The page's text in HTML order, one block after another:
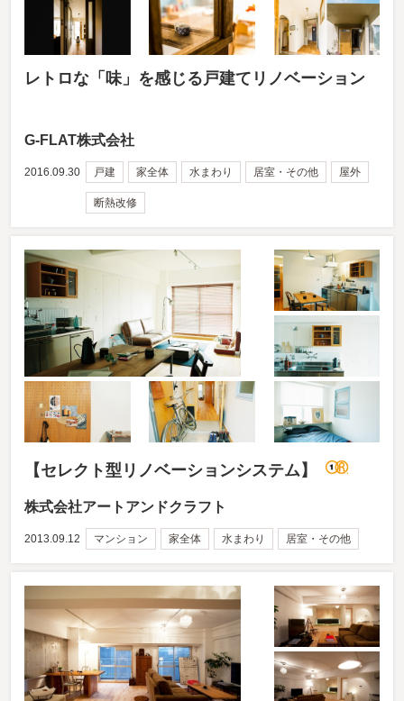
レトロな「味」を感じる戸建てリノベーション
G-FLAT株式会社
2016.09.30 戸建 家全体 水まわり 居室・その他 屋外
断熱改修
【セレクト型リノベーションシステム】
株式会社アートアンドクラフト
2013.09.12 マンション 家全体 水まわり 居室・その他